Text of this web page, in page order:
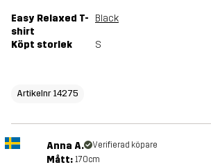
Easy Relaxed T-
shirt
Black
Köpt storlek S
Artikelnr 14275
Anna A. Verifierad köpare
Mått: 170cm